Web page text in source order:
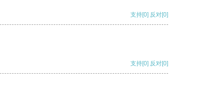
支持[0] 反对[0]
支持[0] 反对[0]